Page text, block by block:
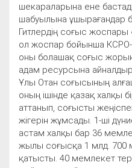
шекараларына ене
шабуылына ұшырағандар
Гитлердің соғыс жоспары
ол жоспар бойынша КСРО-
оны болашақ соғыс
адам ресурсына
Ұлы Отан соғысының
оның ішінде қазақ халқы
аттанып, соғысты
жігерін жұмсады. 1-ші
астам халқы бар 36
жылы соғысқа 1 млд. 700
қатысты. 40 мемлекет